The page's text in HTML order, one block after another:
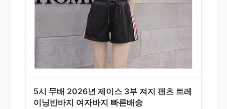
5시 무배 2026년 제이스 3부 져지 팬츠 트레
이닝반바지 여자바지 빠른배송